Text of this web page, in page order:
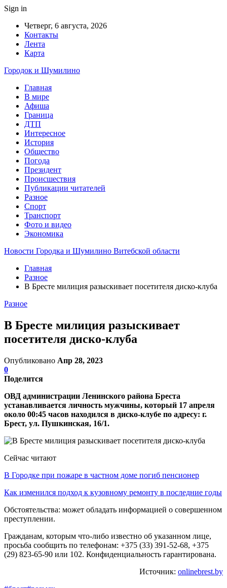
Sign in
Четверг, 6 августа, 2026
Контакты
Лента
Карта
Городок и Шумилино
Главная
В мире
Афиша
Граница
ДТП
Интересное
История
Общество
Погода
Президент
Происшествия
Публикации читателей
Разное
Спорт
Транспорт
Фото и видео
Экономика
Новости Городка и Шумилино Витебской области
Главная
Разное
В Бресте милиция разыскивает посетителя диско-клуба
Разное
В Бресте милиция разыскивает
посетителя диско-клуба
Опубликовано Апр 28, 2023
0
Поделится
ОВД администрации Ленинского района Бреста
устанавливается личность мужчины, который 17 апреля
около 00:45 часов находился в диско-клубе по адресу: г.
Брест, ул. Пушкинская, 16/1.
Сейчас читают
В Городке при пожаре в частном доме погиб пенсионер
Как изменился подход к кузовному ремонту в последние годы
Обстоятельства: может обладать информацией о совершенном
преступлении.
Гражданам, которым что-либо известно об указанном лице,
просьба сообщить по телефонам: +375 (33) 391-52-68, +375
(29) 823-65-90 или 102. Конфиденциальность гарантирована.
Источник: onlinebrest.by